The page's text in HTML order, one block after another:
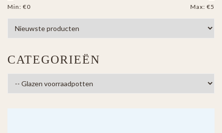
Min: €0 Max: €5
CATEGORIEËN